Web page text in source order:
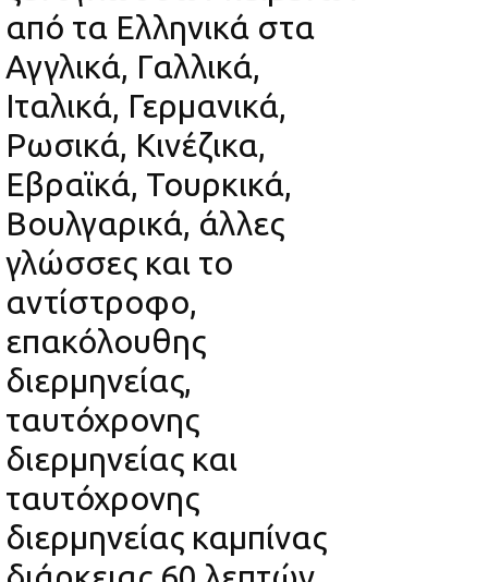
από τα Ελληνικά στα
Αγγλικά, Γαλλικά,
Ιταλικά, Γερμανικά,
Ρωσικά, Κινέζικα,
Εβραϊκά, Τουρκικά,
Βουλγαρικά, άλλες
γλώσσες και το
αντίστροφο,
επακόλουθης
διερμηνείας,
ταυτόχρονης
διερμηνείας και
ταυτόχρονης
διερμηνείας καμπίνας